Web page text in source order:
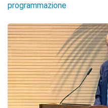
programmazione